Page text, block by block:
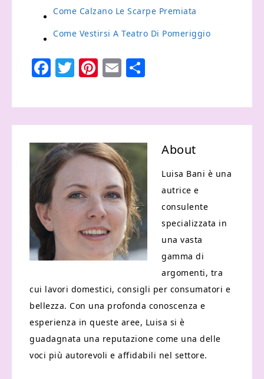
Come Calzano Le Scarpe Premiata
Come Vestirsi A Teatro Di Pomeriggio
Facebook
Twitter
Pinterest
Email
About
Luisa Bani è una
autrice e
consulente
specializzata in
una vasta
gamma di
argomenti, tra
cui lavori domestici, consigli per consumatori e
bellezza. Con una profonda conoscenza e
esperienza in queste aree, Luisa si è
guadagnata una reputazione come una delle
voci più autorevoli e affidabili nel settore.